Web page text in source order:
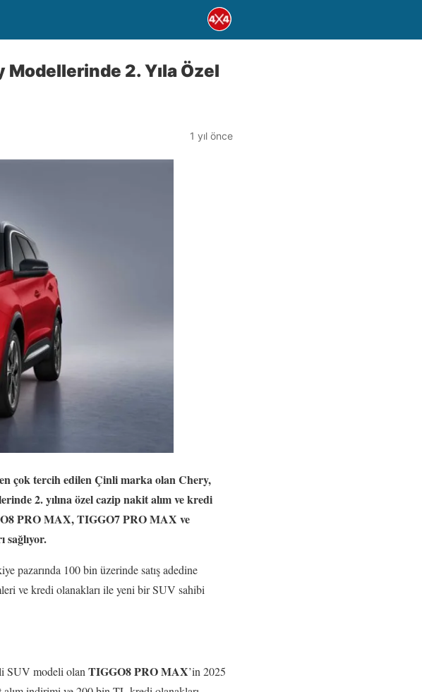
2. Yıla Özel
1 yıl önce
en çok tercih edilen Çinli marka olan Chery,
2. yılına özel cazip nakit alım ve kredi
PRO MAX, TIGGO7 PRO MAX ve
pazarında 100 bin üzerinde satış adedine
ve kredi olanakları ile yeni bir SUV sahibi
SUV modeli olan TIGGO8 PRO MAX’in 2025